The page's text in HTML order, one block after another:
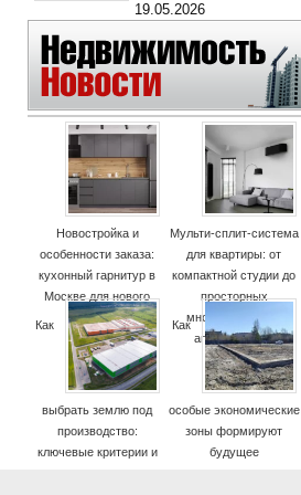
19.05.2026
Новостройка и
особенности заказа:
кухонный гарнитур в
Москве для нового
дома
Мульти-сплит-система
для квартиры: от
компактной студии до
просторных
многокомнатных
апартаментов
Как
выбрать землю под
производство:
ключевые критерии и
Как
особые экономические
зоны формируют
будущее